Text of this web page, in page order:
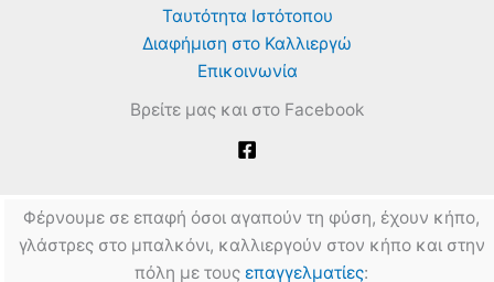
Ταυτότητα Ιστότοπου
Διαφήμιση στο Καλλιεργώ
Επικοινωνία
Βρείτε μας και στο Facebook
Φέρνουμε σε επαφή όσοι αγαπούν τη φύση, έχουν κήπο,
γλάστρες στο μπαλκόνι, καλλιεργούν στον κήπο και στην
πόλη με τους επαγγελματίες: